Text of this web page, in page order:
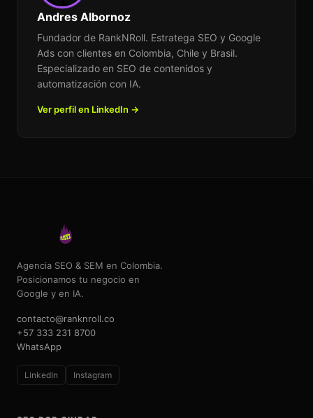
Andres Albornoz
Fundador de RankNRoll. Estratega SEO y Google
Ads con clientes en Colombia, Chile y Brasil.
Especializado en SEO de contenidos y
automatización con IA.
Ver perfil en LinkedIn →
Agencia SEO & SEM en Colombia.
Posicionamos tu negocio en
Google y en IA.
contacto@ranknroll.co
+57 333 231 8700
WhatsApp
LinkedIn Instagram